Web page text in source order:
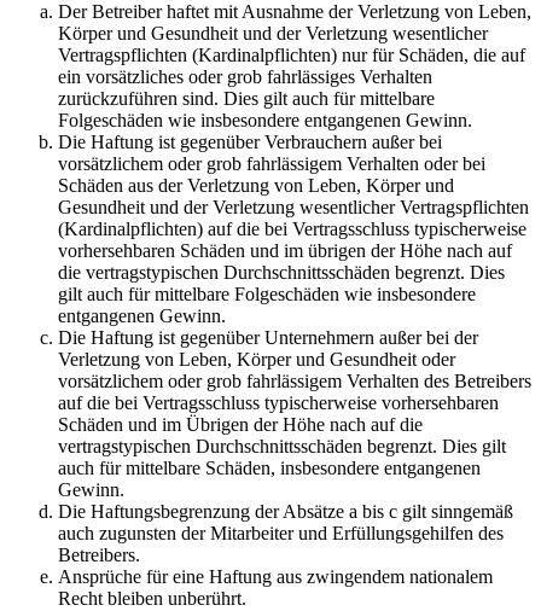
Der Betreiber haftet mit Ausnahme der Verletzung von Leben,
Körper und Gesundheit und der Verletzung wesentlicher
Vertragspflichten (Kardinalpflichten) nur für Schäden, die auf
ein vorsätzliches oder grob fahrlässiges Verhalten
zurückzuführen sind. Dies gilt auch für mittelbare
Folgeschäden wie insbesondere entgangenen Gewinn.
Die Haftung ist gegenüber Verbrauchern außer bei
vorsätzlichem oder grob fahrlässigem Verhalten oder bei
Schäden aus der Verletzung von Leben, Körper und
Gesundheit und der Verletzung wesentlicher Vertragspflichten
(Kardinalpflichten) auf die bei Vertragsschluss typischerweise
vorhersehbaren Schäden und im übrigen der Höhe nach auf
die vertragstypischen Durchschnittsschäden begrenzt. Dies
gilt auch für mittelbare Folgeschäden wie insbesondere
entgangenen Gewinn.
Die Haftung ist gegenüber Unternehmern außer bei der
Verletzung von Leben, Körper und Gesundheit oder
vorsätzlichem oder grob fahrlässigem Verhalten des Betreibers
auf die bei Vertragsschluss typischerweise vorhersehbaren
Schäden und im Übrigen der Höhe nach auf die
vertragstypischen Durchschnittsschäden begrenzt. Dies gilt
auch für mittelbare Schäden, insbesondere entgangenen
Gewinn.
Die Haftungsbegrenzung der Absätze a bis c gilt sinngemäß
auch zugunsten der Mitarbeiter und Erfüllungsgehilfen des
Betreibers.
Ansprüche für eine Haftung aus zwingendem nationalem
Recht bleiben unberührt.